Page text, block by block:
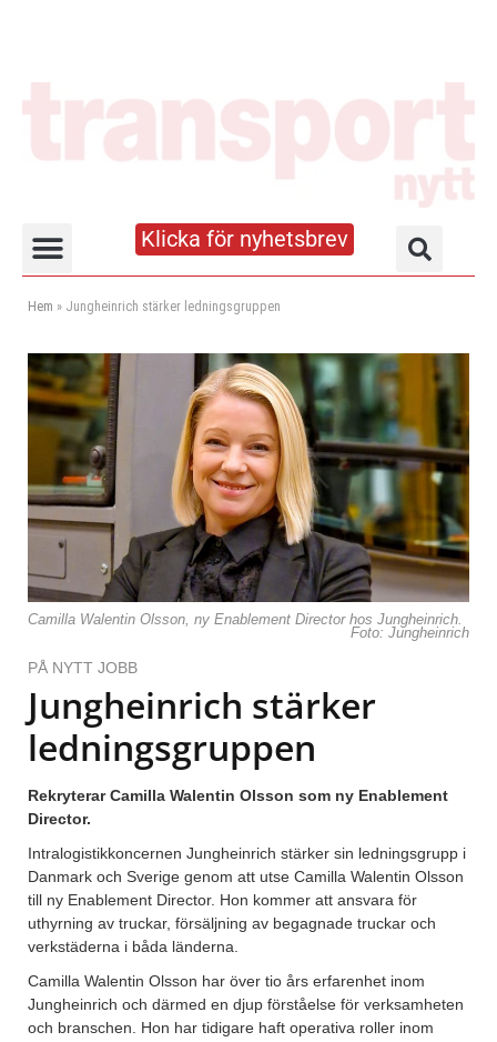
Klicka för nyhetsbrev
Hem » Jungheinrich stärker ledningsgruppen
Camilla Walentin Olsson, ny Enablement Director hos Jungheinrich.
Foto: Jungheinrich
PÅ NYTT JOBB
Jungheinrich stärker
ledningsgruppen
Rekryterar Camilla Walentin Olsson som ny Enablement
Director.
Intralogistikkoncernen Jungheinrich stärker sin ledningsgrupp i
Danmark och Sverige genom att utse Camilla Walentin Olsson
till ny Enablement Director. Hon kommer att ansvara för
uthyrning av truckar, försäljning av begagnade truckar och
verkstäderna i båda länderna.
Camilla Walentin Olsson har över tio års erfarenhet inom
Jungheinrich och därmed en djup förståelse för verksamheten
och branschen. Hon har tidigare haft operativa roller inom